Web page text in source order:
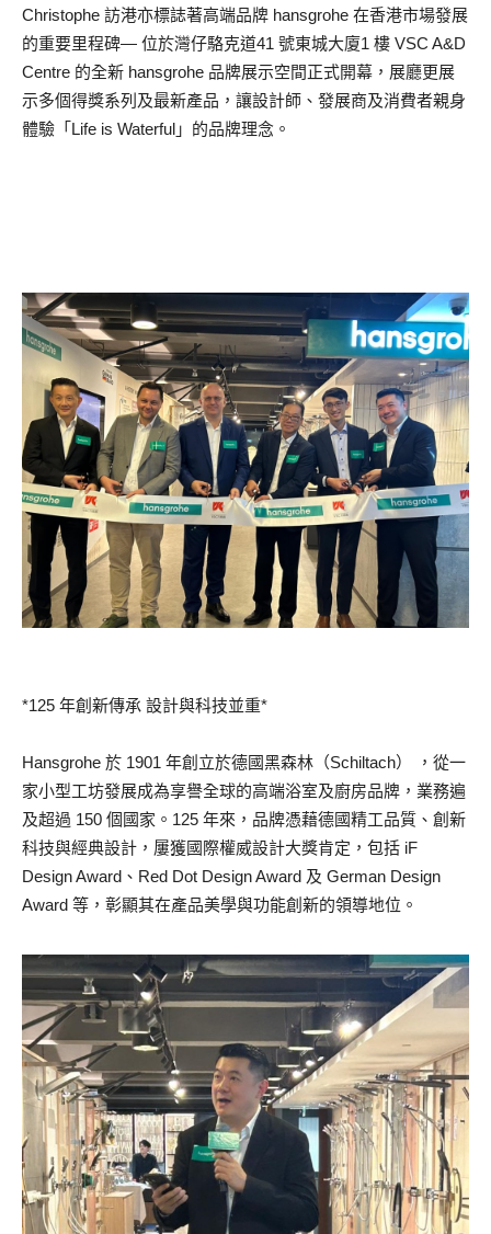
Christophe 訪港亦標誌著高端品牌 hansgrohe 在香港市場發展
的重要里程碑— 位於灣仔駱克道41 號東城大廈1 樓 VSC A&D
Centre 的全新 hansgrohe 品牌展示空間正式開幕，展廳更展
示多個得獎系列及最新產品，讓設計師、發展商及消費者親身
體驗「Life is Waterful」的品牌理念。
*125 年創新傳承 設計與科技並重*
Hansgrohe 於 1901 年創立於德國黑森林（Schiltach） ，從一
家小型工坊發展成為享譽全球的高端浴室及廚房品牌，業務遍
及超過 150 個國家。125 年來，品牌憑藉德國精工品質、創新
科技與經典設計，屢獲國際權威設計大獎肯定，包括 iF
Design Award、Red Dot Design Award 及 German Design
Award 等，彰顯其在產品美學與功能創新的領導地位。